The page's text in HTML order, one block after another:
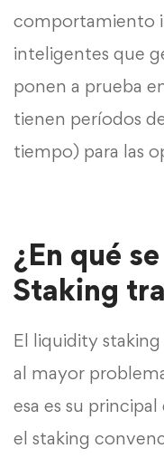
comportamiento
inteligentes que
ponen a prueba
tienen períodos
tiempo) para las
¿En qué
Staking
El liquidity
al mayor
esa es su
el staking